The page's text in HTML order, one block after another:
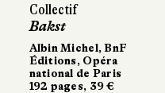
Collectif
Bakst
Albin Michel, BnF
Éditions, Opéra
national de Paris
192 pages, 39 €